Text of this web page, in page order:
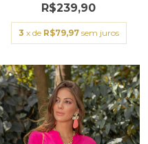
R$239,90
3 x de R$79,97 sem juros